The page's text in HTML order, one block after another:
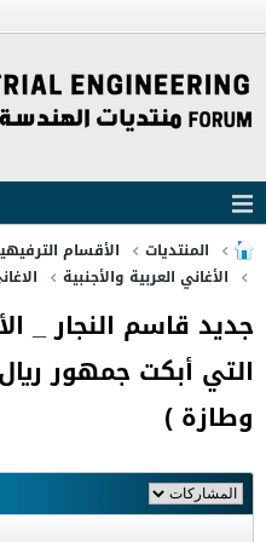
المنتديات الأقسام
الأغاني العربية والأجنبية
جديد قاسم النجار _
التي أبكت جمهور
وطازة )